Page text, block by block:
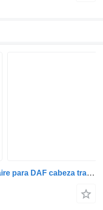
DAF LF AE4563 secador de aire para DAF cabeza tractora